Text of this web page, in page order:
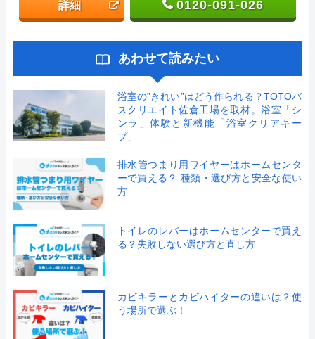
詳細 0120-091-026
あわせて読みたい
浴室の”きれい”はどう作られる？TOTOバ
スクリエイト佐倉工場を取材。浴室「シ
ンラ」体験と新機能「浴室クリアキー
プ」
排水管つまり用ワイヤーはホームセンタ
ーで買える？ 種類・選び方と安全な使い
方
トイレのレバーはホームセンターで買え
る？失敗しない選び方と直し方
カビキラーとカビハイターの違いは？使
う場所で選ぶ！